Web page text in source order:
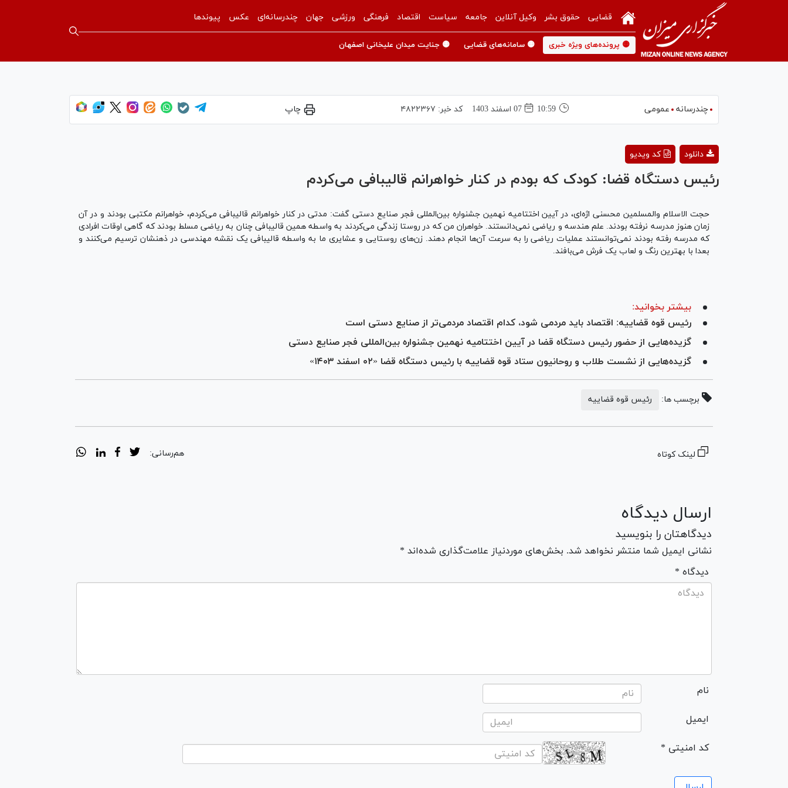
قضایی حقوق بشر وکیل آنلاین جامعه سیاست اقتصاد فرهنگی ورزشی جهان چندرسانه‌ای عکس پیوندها
🟡 پرونده‌های ویژه خبری 🟡 سامانه‌های قضایی 🟡 جنایت میدان علیخانی اصفهان
چندرسانه عمومی 10:59 07 اسفند 1403 کد خبر: ۴۸۲۲۳۶۷ چاپ
Video
کد ویدیو دانلود
رئیس دستگاه قضا: کودک که بودم در کنار خواهرانم قالیبافی می‌کردم
حجت الاسلام والمسلمین محسنی اژه‌ای، در آیین اختتامیه نهمین جشنواره بین‌المللی فجر صنایع دستی گفت: مدتی در کنار خواهرانم قالیبافی می‌کردم، خواهرانم مکتبی بودند و در آن
زمان هنوز مدرسه نرفته بودند. علم هندسه و ریاضی نمی‌دانستند. خواهران من که در روستا زندگی می‌کردند به واسطه همین قالیبافی چنان به ریاضی مسلط بودند که گاهی اوقات افرادی
که مدرسه رفته بودند نمی‌توانستند عملیات ریاضی را به سرعت آن‌ها انجام دهند. زن‌های روستایی و عشایری ما به واسطه قالیبافی یک نقشه مهندسی در ذهنشان ترسیم می‌کنند و
بعدا با بهترین رنگ و لعاب یک فرش می‌بافند.
بیشتر بخوانید:
رئیس قوه قضاییه: اقتصاد باید مردمی شود، کدام اقتصاد مردمی‌تر از صنایع دستی است
گزیده‌هایی از حضور رئیس دستگاه قضا در آیین اختتامیه نهمین جشنواره بین‌المللی فجر صنایع دستی
گزیده‌هایی از نشست طلاب و روحانیون ستاد قوه قضاییه با رئیس دستگاه قضا «۰۲ اسفند ۱۴۰۳»
برچسب ها: رئیس قوه قضاییه
لینک کوتاه هم‌رسانی:
ارسال دیدگاه
دیدگاهتان را بنویسید
نشانی ایمیل شما منتشر نخواهد شد. بخش‌های موردنیاز علامت‌گذاری شده‌اند *
* دیدگاه
نام
ایمیل
* کد امنیتی